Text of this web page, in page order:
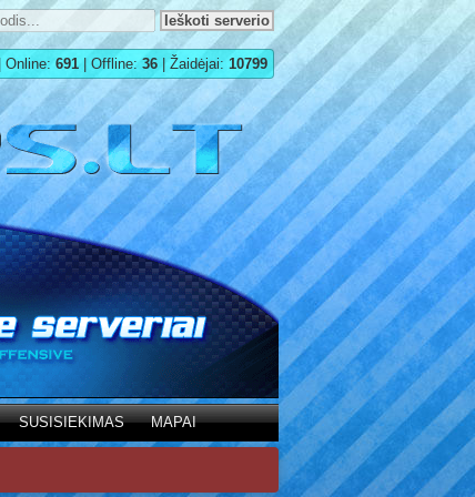
| Online: 691 | Offline: 36 | Žaidėjai: 10799
SUSISIEKIMAS MAPAI